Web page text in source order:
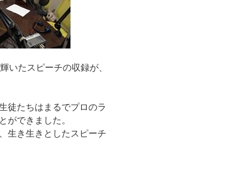
いたスピーチの収録が、
徒たちはまるでプロのラ
ができました。
生き生きとしたスピーチ